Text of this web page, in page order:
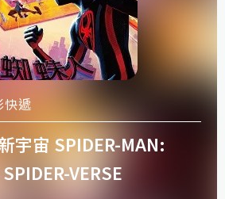
快遞
宇宙 SPIDER-MAN:
VERSE